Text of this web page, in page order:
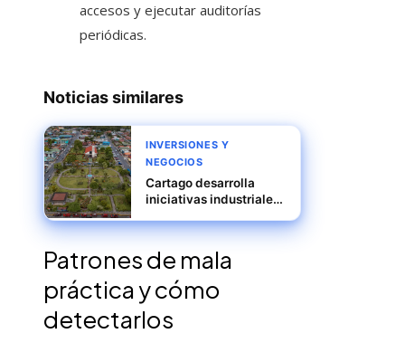
accesos y ejecutar auditorías
periódicas.
Noticias similares
INVERSIONES Y
NEGOCIOS
Cartago desarrolla
iniciativas industriales
automatización y
crecimiento exportador
sostenible
Patrones de mala
práctica y cómo
detectarlos